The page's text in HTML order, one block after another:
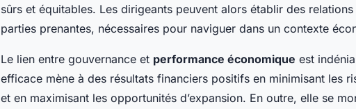
sûrs et équitables. Les dirigeants peuvent alors établir des
parties prenantes, nécessaires pour naviguer dans un contexte
Le lien entre gouvernance et performance économique est
efficace mène à des résultats financiers positifs en minimisant les
et en maximisant les opportunités d’expansion. En outre, elle se